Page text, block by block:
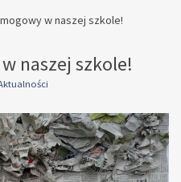
w naszej szkole!
naszej szkole!